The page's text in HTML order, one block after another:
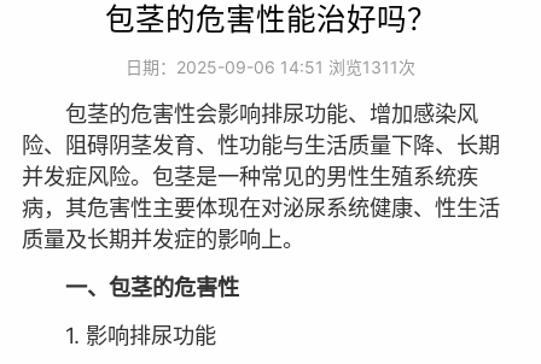
包茎的危害性能治好吗？
日期：2025-09-06 14:51 浏览1311次
包茎的危害性会影响排尿功能、增加感染风
险、阻碍阴茎发育、性功能与生活质量下降、长期
并发症风险。包茎是一种常见的男性生殖系统疾
病，其危害性主要体现在对泌尿系统健康、性生活
质量及长期并发症的影响上。
一、包茎的危害性
1. 影响排尿功能